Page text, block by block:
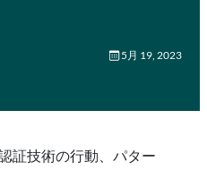
5月 19, 2023
認証技術の行動、パター